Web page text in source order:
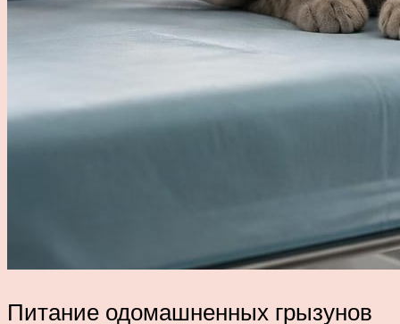
Питание одомашненных грызунов